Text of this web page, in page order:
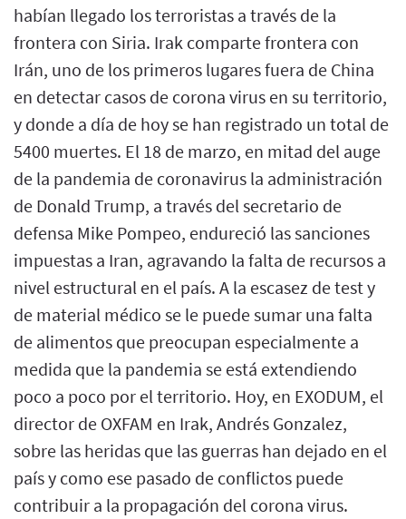
habían llegado los terroristas a través de la
frontera con Siria. Irak comparte frontera con
Irán, uno de los primeros lugares fuera de China
en detectar casos de corona virus en su territorio,
y donde a día de hoy se han registrado un total de
5400 muertes. El 18 de marzo, en mitad del auge
de la pandemia de coronavirus la administración
de Donald Trump, a través del secretario de
defensa Mike Pompeo, endureció las sanciones
impuestas a Iran, agravando la falta de recursos a
nivel estructural en el país. A la escasez de test y
de material médico se le puede sumar una falta
de alimentos que preocupan especialmente a
medida que la pandemia se está extendiendo
poco a poco por el territorio. Hoy, en EXODUM, el
director de OXFAM en Irak, Andrés Gonzalez,
sobre las heridas que las guerras han dejado en el
país y como ese pasado de conflictos puede
contribuir a la propagación del corona virus.